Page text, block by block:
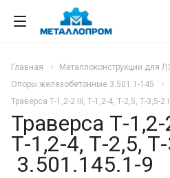
Главная
Металлоконструкции для
Опоры железобетонные 3.501.1-145
Траверса Т-1,2-2 III, Т-1,2-4, Т-2,5, Т-3,5-
Траверса Т-1,2-
Т-1,2-4, Т-2,5,
3.501.145.1-9